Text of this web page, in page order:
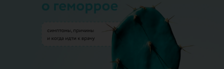
ЭФФЕКТИВНАЯ РЕКЛАМА НА САЙТЕ